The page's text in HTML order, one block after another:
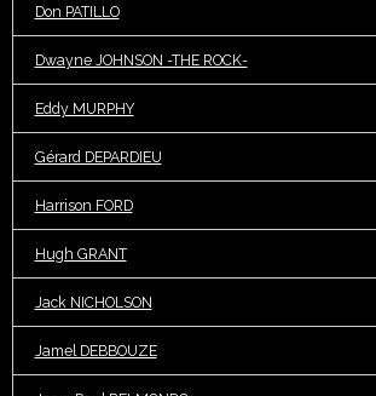
Don PATILLO
Dwayne JOHNSON -THE ROCK-
Eddy MURPHY
Gérard DEPARDIEU
Harrison FORD
Hugh GRANT
Jack NICHOLSON
Jamel DEBBOUZE